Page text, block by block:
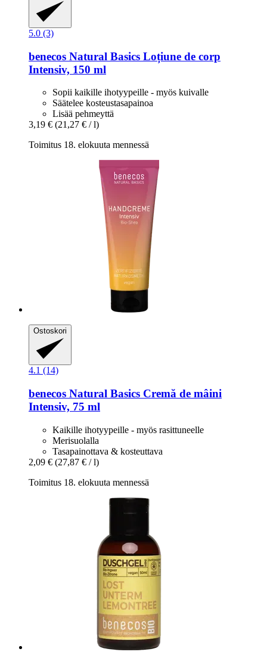
5.0 (3)
benecos Natural Basics Loțiune de corp
Intensiv, 150 ml
Sopii kaikille ihotyypeille - myös kuivalle
Säätelee kosteustasapainoa
Lisää pehmeyttä
3,19 € (21,27 € / l)
Toimitus 18. elokuuta mennessä
Ostoskori
4.1 (14)
benecos Natural Basics Cremă de mâini
Intensiv, 75 ml
Kaikille ihotyypeille - myös rasittuneelle
Merisuolalla
Tasapainottava & kosteuttava
2,09 € (27,87 € / l)
Toimitus 18. elokuuta mennessä